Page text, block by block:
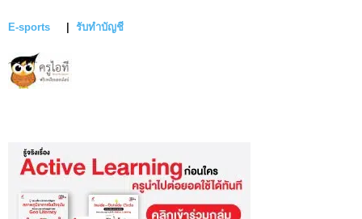
E-sports | รับทำบัญชี